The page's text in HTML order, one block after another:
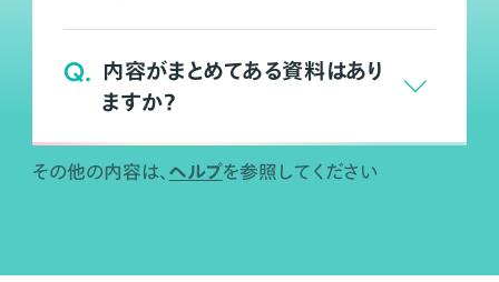
Q. 内容がまとめてある資料はあり
ますか？
その他の内容は、 ヘルプを参照してください